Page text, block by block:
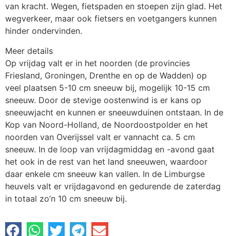
van kracht. Wegen, fietspaden en stoepen zijn glad. Het
wegverkeer, maar ook fietsers en voetgangers kunnen
hinder ondervinden.
Meer details
Op vrijdag valt er in het noorden (de provincies
Friesland, Groningen, Drenthe en op de Wadden) op
veel plaatsen 5-10 cm sneeuw bij, mogelijk 10-15 cm
sneeuw. Door de stevige oostenwind is er kans op
sneeuwjacht en kunnen er sneeuwduinen ontstaan. In de
Kop van Noord-Holland, de Noordoostpolder en het
noorden van Overijssel valt er vannacht ca. 5 cm
sneeuw. In de loop van vrijdagmiddag en -avond gaat
het ook in de rest van het land sneeuwen, waardoor
daar enkele cm sneeuw kan vallen. In de Limburgse
heuvels valt er vrijdagavond en gedurende de zaterdag
in totaal zo’n 10 cm sneeuw bij.